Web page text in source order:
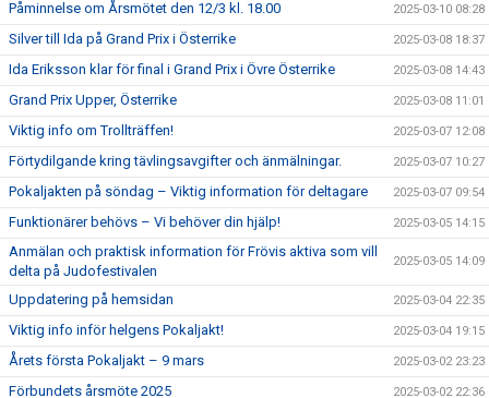
Påminnelse om Årsmötet den 12/3 kl. 18.00 2025-03-10 08:28
Silver till Ida på Grand Prix i Österrike 2025-03-08 18:37
Ida Eriksson klar för final i Grand Prix i Övre Österrike 2025-03-08 14:43
Grand Prix Upper, Österrike 2025-03-08 11:01
Viktig info om Trollträffen! 2025-03-07 12:08
Förtydilgande kring tävlingsavgifter och änmälningar. 2025-03-07 10:27
Pokaljakten på söndag – Viktig information för deltagare 2025-03-07 09:54
Funktionärer behövs – Vi behöver din hjälp! 2025-03-05 14:15
Anmälan och praktisk information för Frövis aktiva som vill
delta på Judofestivalen
2025-03-05 14:09
Uppdatering på hemsidan 2025-03-04 22:35
Viktig info inför helgens Pokaljakt! 2025-03-04 19:15
Årets första Pokaljakt – 9 mars 2025-03-02 23:23
Förbundets årsmöte 2025 2025-03-02 22:36